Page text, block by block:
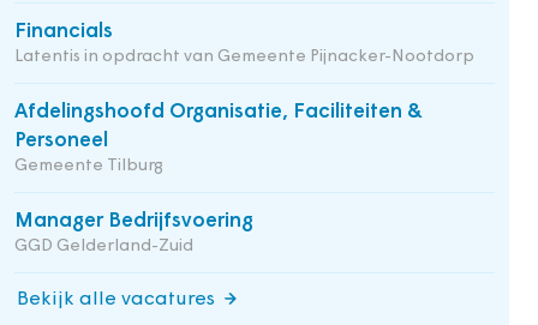
Financials
Latentis in opdracht van Gemeente Pijnacker-Nootdorp
Afdelingshoofd Organisatie, Faciliteiten &
Personeel
Gemeente Tilburg
Manager Bedrijfsvoering
GGD Gelderland-Zuid
Bekijk alle vacatures